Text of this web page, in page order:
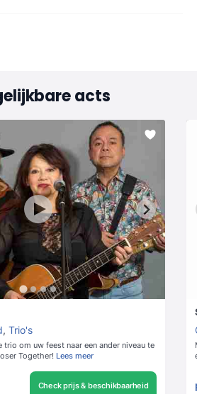
acts
, Trio's
trio om uw feest naar een ander niveau te
Together! Lees meer
Check prijs & beschikbaarheid